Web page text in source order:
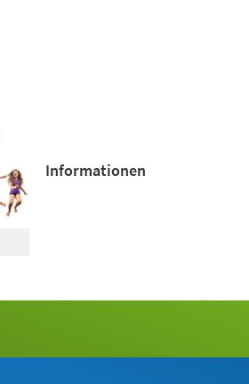
Informationen